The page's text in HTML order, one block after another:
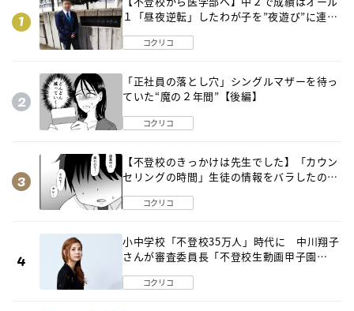
１「昼夜逆転」したわが子を”夜遊び”に連れ
コクリコ
「正社員の落とし穴」シングルマザーを待っ
ていた“魔の２年間”【後編】
コクリコ
【不登校のきっかけは先生でした】「カウン
セリングの時間」生徒の情報をバラしたの
コクリコ
小中学校「不登校35万人」時代に 中川翔子
さんが審査委員長「不登校生動画甲子園
コクリコ